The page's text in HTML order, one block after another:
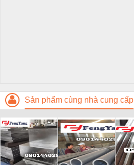
Sản phẩm cùng nhà cung cấp